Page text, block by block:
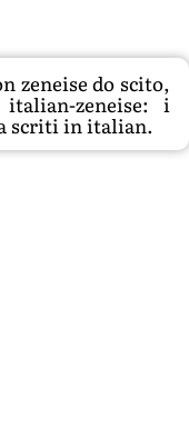
zeneise do scito,
zeneise: i
scriti in italian.